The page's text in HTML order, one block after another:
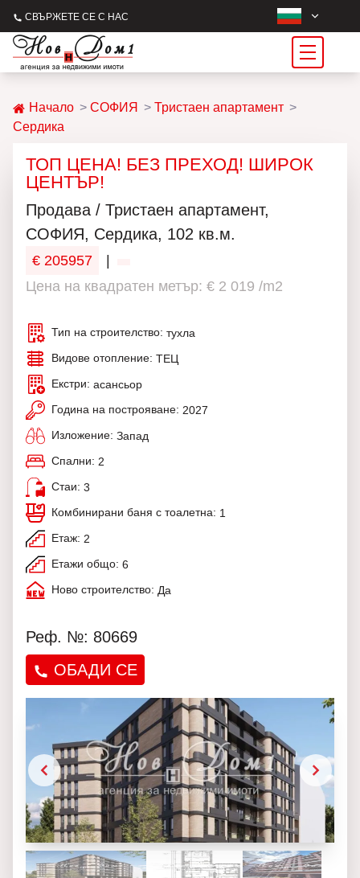
СВЪРЖЕТЕ СЕ С НАС
Начало СОФИЯ
Тристаен апартамент
Сердика
ТОП ЦЕНА! БЕЗ ПРЕХОД! ШИРОК
ЦЕНТЪР!
Продава / Тристаен апартамент,
СОФИЯ, Сердика, 102 кв.м.
€ 205957
Цена на квадратен метър: € 2 019 /m2
Тип на строителство: тухла
Видове отопление: ТЕЦ
Екстри: асансьор
Година на построяване: 2027
Изложение: Запад
Спални: 2
Стаи: 3
Комбинирани баня с тоалетна: 1
Етаж: 2
Етажи общо: 6
Ново строителство: Да
Реф. №: 80669
ОБАДИ СЕ